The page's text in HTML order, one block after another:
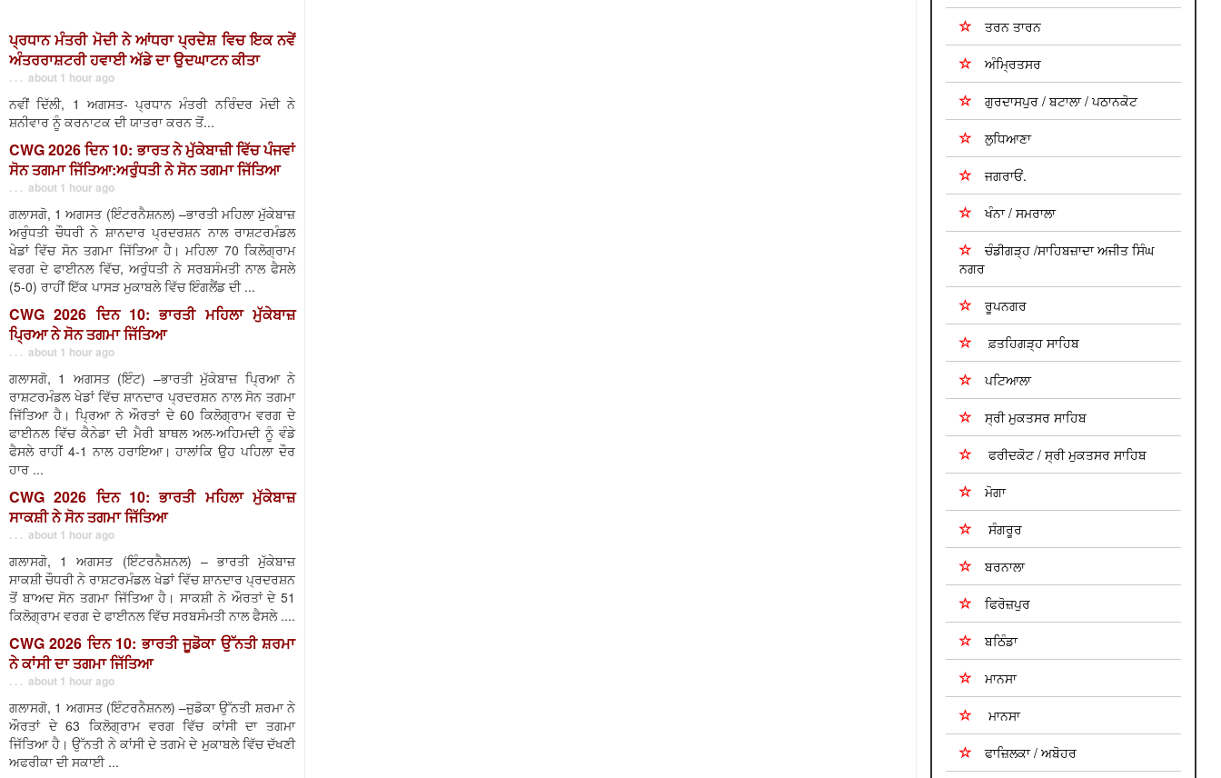
ਪ੍ਰਧਾਨ ਮੰਤਰੀ ਮੋਦੀ ਨੇ ਆਂਧਰਾ ਪ੍ਰਦੇਸ਼ ਵਿਚ ਇਕ ਨਵੇਂ
ਅੰਤਰਰਾਸ਼ਟਰੀ ਹਵਾਈ ਅੱਡੇ ਦਾ ਉਦਘਾਟਨ ਕੀਤਾ
. . . about 1 hour ago
ਨਵੀਂ ਦਿੱਲੀ, 1 ਅਗਸਤ- ਪ੍ਰਧਾਨ ਮੰਤਰੀ ਨਰਿੰਦਰ ਮੋਦੀ ਨੇ
ਸ਼ਨੀਵਾਰ ਨੂੰ ਕਰਨਾਟਕ ਦੀ ਯਾਤਰਾ ਕਰਨ ਤੋਂ...
CWG 2026 ਦਿਨ 10: ਭਾਰਤ ਨੇ ਮੁੱਕੇਬਾਜ਼ੀ ਵਿੱਚ ਪੰਜਵਾਂ
ਸੋਨ ਤਗਮਾ ਜਿੱਤਿਆ:ਅਰੁੰਧਤੀ ਨੇ ਸੋਨ ਤਗਮਾ ਜਿੱਤਿਆ
. . . about 1 hour ago
ਗਲਾਸਗੋ, 1 ਅਗਸਤ (ਇੰਟਰਨੈਸ਼ਨਲ) –ਭਾਰਤੀ ਮਹਿਲਾ ਮੁੱਕੇਬਾਜ਼
ਅਰੁੰਧਤੀ ਚੌਧਰੀ ਨੇ ਸ਼ਾਨਦਾਰ ਪ੍ਰਦਰਸ਼ਨ ਨਾਲ ਰਾਸ਼ਟਰਮੰਡਲ
ਖੇਡਾਂ ਵਿੱਚ ਸੋਨ ਤਗਮਾ ਜਿੱਤਿਆ ਹੈ। ਮਹਿਲਾ 70 ਕਿਲੋਗ੍ਰਾਮ
ਵਰਗ ਦੇ ਫਾਈਨਲ ਵਿੱਚ, ਅਰੁੰਧਤੀ ਨੇ ਸਰਬਸੰਮਤੀ ਨਾਲ ਫੈਸਲੇ
(5-0) ਰਾਹੀਂ ਇੱਕ ਪਾਸੜ ਮੁਕਾਬਲੇ ਵਿੱਚ ਇੰਗਲੈਂਡ ਦੀ ...
CWG 2026 ਦਿਨ 10: ਭਾਰਤੀ ਮਹਿਲਾ ਮੁੱਕੇਬਾਜ਼
ਪ੍ਰਿਆ ਨੇ ਸੋਨ ਤਗਮਾ ਜਿੱਤਿਆ
. . . about 1 hour ago
ਗਲਾਸਗੋ, 1 ਅਗਸਤ (ਇੰਟ) –ਭਾਰਤੀ ਮੁੱਕੇਬਾਜ਼ ਪ੍ਰਿਆ ਨੇ
ਰਾਸ਼ਟਰਮੰਡਲ ਖੇਡਾਂ ਵਿੱਚ ਸ਼ਾਨਦਾਰ ਪ੍ਰਦਰਸ਼ਨ ਨਾਲ ਸੋਨ ਤਗਮਾ
ਜਿੱਤਿਆ ਹੈ। ਪ੍ਰਿਆ ਨੇ ਔਰਤਾਂ ਦੇ 60 ਕਿਲੋਗ੍ਰਾਮ ਵਰਗ ਦੇ
ਫਾਈਨਲ ਵਿੱਚ ਕੈਨੇਡਾ ਦੀ ਮੈਰੀ ਬਾਥਲ ਅਲ-ਅਹਿਮਦੀ ਨੂੰ ਵੰਡੇ
ਫੈਸਲੇ ਰਾਹੀਂ 4-1 ਨਾਲ ਹਰਾਇਆ। ਹਾਲਾਂਕਿ ਉਹ ਪਹਿਲਾ ਦੌਰ
ਹਾਰ ...
CWG 2026 ਦਿਨ 10: ਭਾਰਤੀ ਮਹਿਲਾ ਮੁੱਕੇਬਾਜ਼
ਸਾਕਸ਼ੀ ਨੇ ਸੋਨ ਤਗਮਾ ਜਿੱਤਿਆ
. . . about 1 hour ago
ਗਲਾਸਗੋ, 1 ਅਗਸਤ (ਇੰਟਰਨੈਸ਼ਨਲ) – ਭਾਰਤੀ ਮੁੱਕੇਬਾਜ਼
ਸਾਕਸ਼ੀ ਚੌਧਰੀ ਨੇ ਰਾਸ਼ਟਰਮੰਡਲ ਖੇਡਾਂ ਵਿੱਚ ਸ਼ਾਨਦਾਰ ਪ੍ਰਦਰਸ਼ਨ
ਤੋਂ ਬਾਅਦ ਸੋਨ ਤਗਮਾ ਜਿੱਤਿਆ ਹੈ। ਸਾਕਸ਼ੀ ਨੇ ਔਰਤਾਂ ਦੇ 51
ਕਿਲੋਗ੍ਰਾਮ ਵਰਗ ਦੇ ਫਾਈਨਲ ਵਿੱਚ ਸਰਬਸੰਮਤੀ ਨਾਲ ਫੈਸਲੇ ....
CWG 2026 ਦਿਨ 10: ਭਾਰਤੀ ਜੂਡੋਕਾ ਉੱਨਤੀ ਸ਼ਰਮਾ
ਨੇ ਕਾਂਸੀ ਦਾ ਤਗਮਾ ਜਿੱਤਿਆ
. . . about 1 hour ago
ਗਲਾਸਗੋ, 1 ਅਗਸਤ (ਇੰਟਰਨੈਸ਼ਨਲ) –ਜੁਡੋਕਾ ਉੱਨਤੀ ਸ਼ਰਮਾ ਨੇ
ਔਰਤਾਂ ਦੇ 63 ਕਿਲੋਗ੍ਰਾਮ ਵਰਗ ਵਿੱਚ ਕਾਂਸੀ ਦਾ ਤਗਮਾ
ਜਿੱਤਿਆ ਹੈ। ਉੱਨਤੀ ਨੇ ਕਾਂਸੀ ਦੇ ਤਗਮੇ ਦੇ ਮੁਕਾਬਲੇ ਵਿੱਚ ਦੱਖਣੀ
ਅਫਰੀਕਾ ਦੀ ਸਕਾਈ ...
ਤਰਨ ਤਾਰਨ
ਅੰਮ੍ਰਿਤਸਰ
ਗੁਰਦਾਸਪੁਰ / ਬਟਾਲਾ / ਪਠਾਨਕੋਟ
ਲੁਧਿਆਣਾ
ਜਗਰਾਓਂ.
ਖੰਨਾ / ਸਮਰਾਲਾ
ਚੰਡੀਗੜ੍ਹ /ਸਾਹਿਬਜ਼ਾਦਾ ਅਜੀਤ ਸਿੰਘ
ਨਗਰ
ਰੂਪਨਗਰ
ਫ਼ਤਹਿਗੜ੍ਹ ਸਾਹਿਬ
ਪਟਿਆਲਾ
ਸ੍ਰੀ ਮੁਕਤਸਰ ਸਾਹਿਬ
ਫਰੀਦਕੋਟ / ਸ੍ਰੀ ਮੁਕਤਸਰ ਸਾਹਿਬ
ਮੋਗਾ
ਸੰਗਰੂਰ
ਬਰਨਾਲਾ
ਫਿਰੋਜ਼ਪੁਰ
ਬਠਿੰਡਾ
ਮਾਨਸਾ
ਮਾਨਸਾ
ਫਾਜ਼ਿਲਕਾ / ਅਬੋਹਰ